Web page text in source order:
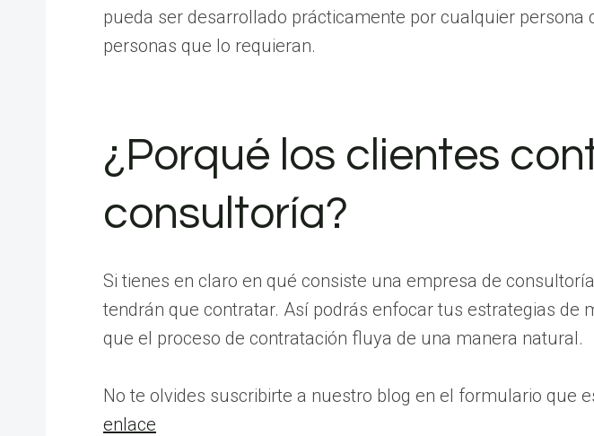
pueda ser desarrollado prácticamente por cualquier
personas que lo requieran.
¿Porqué los clientes
consultoría?
Si tienes en claro en qué consiste una empresa de
tendrán que contratar. Así podrás enfocar tus estrategias de
que el proceso de contratación fluya de una manera natural.
No te olvides suscribirte a nuestro blog en el formulario que
enlace